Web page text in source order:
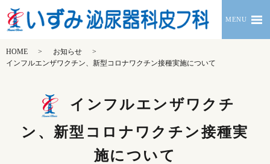
MENU
HOME
お知らせ
インフルエンザワクチン、新型コロナワクチン接種実施について
インフルエンザワクチ
ン、新型コロナワクチン接種実
施について